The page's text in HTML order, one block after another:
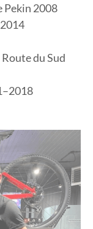
Pekin 2008
du Sud